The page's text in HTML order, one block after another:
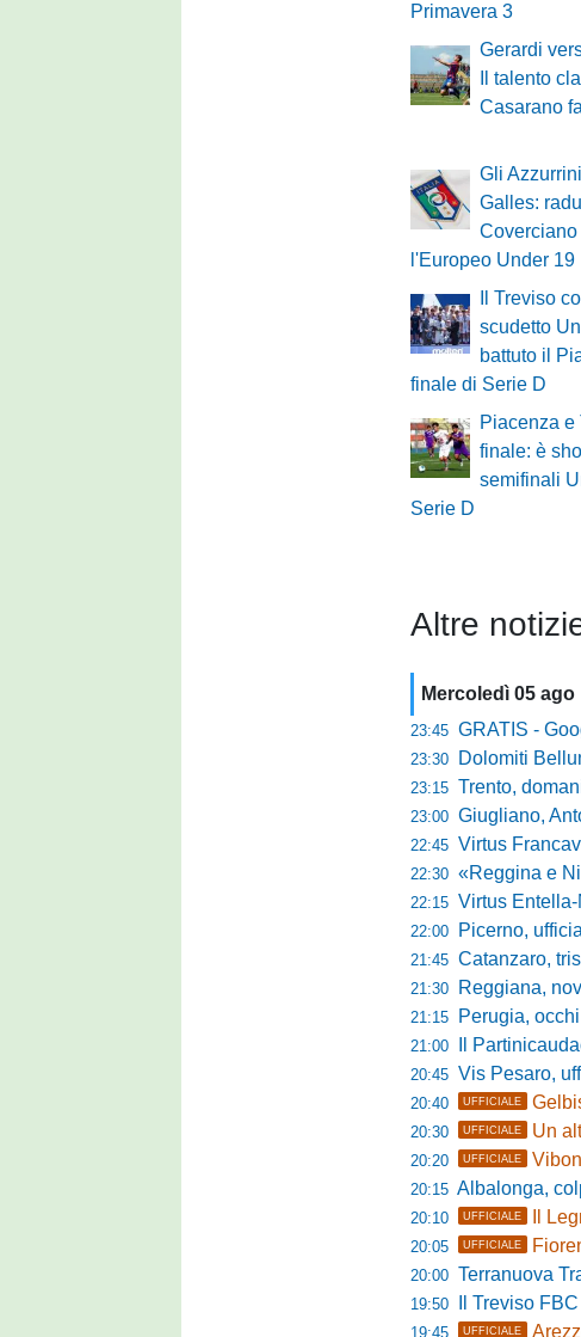
Primavera 3
Gerardi
Il talento
Casarano
Gli
Galles:
Coverciano
l'Europeo Under 19
Il Treviso
scudetto
battuto il
finale di Serie D
Piacenza e
finale: è
semifinali
Serie D
Altre
Mercoledì 05 ago
23:45 GRATIS - Google
23:30 Dolomiti Bellunesi,
23:15 Trento, domani
23:00 Giugliano,
22:45 Virtus Francavilla,
22:30 «Reggina e Nissa
22:15 Virtus Entella-Novara
22:00 Picerno,
21:45 Catanzaro,
21:30 Reggiana, novità
21:15 Perugia,
21:00 Il
20:45 Vis Pesaro,
20:40 UFFICIALE
20:30 UFFICIALE Un
20:20 UFFICIALE
20:15 Albalonga, colpo
20:10 UFFICIALE Il
20:05 UFFICIALE
20:00 Terranuova Traiana,
19:50 Il Treviso
19:45 UFFICIALE